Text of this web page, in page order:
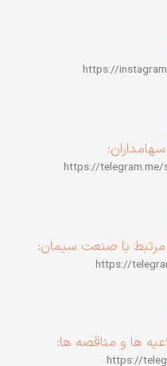
https://
سهامداران:
https://telegram.me/
مرتبط با صنعت سیمان:
https://
ها و مناقصه ها:
https://